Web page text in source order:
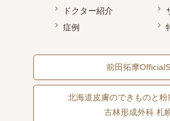
ドクター紹介
症例
前田拓摩
北海道皮膚のできものと粉
古林形成外科 札